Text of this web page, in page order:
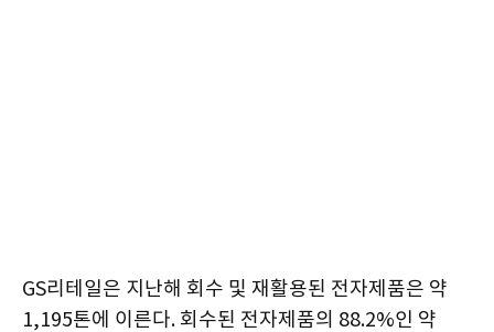
GS리테일은 지난해 회수 및 재활용된 전자제품은 약
1,195톤에 이른다. 회수된 전자제품의 88.2%인 약